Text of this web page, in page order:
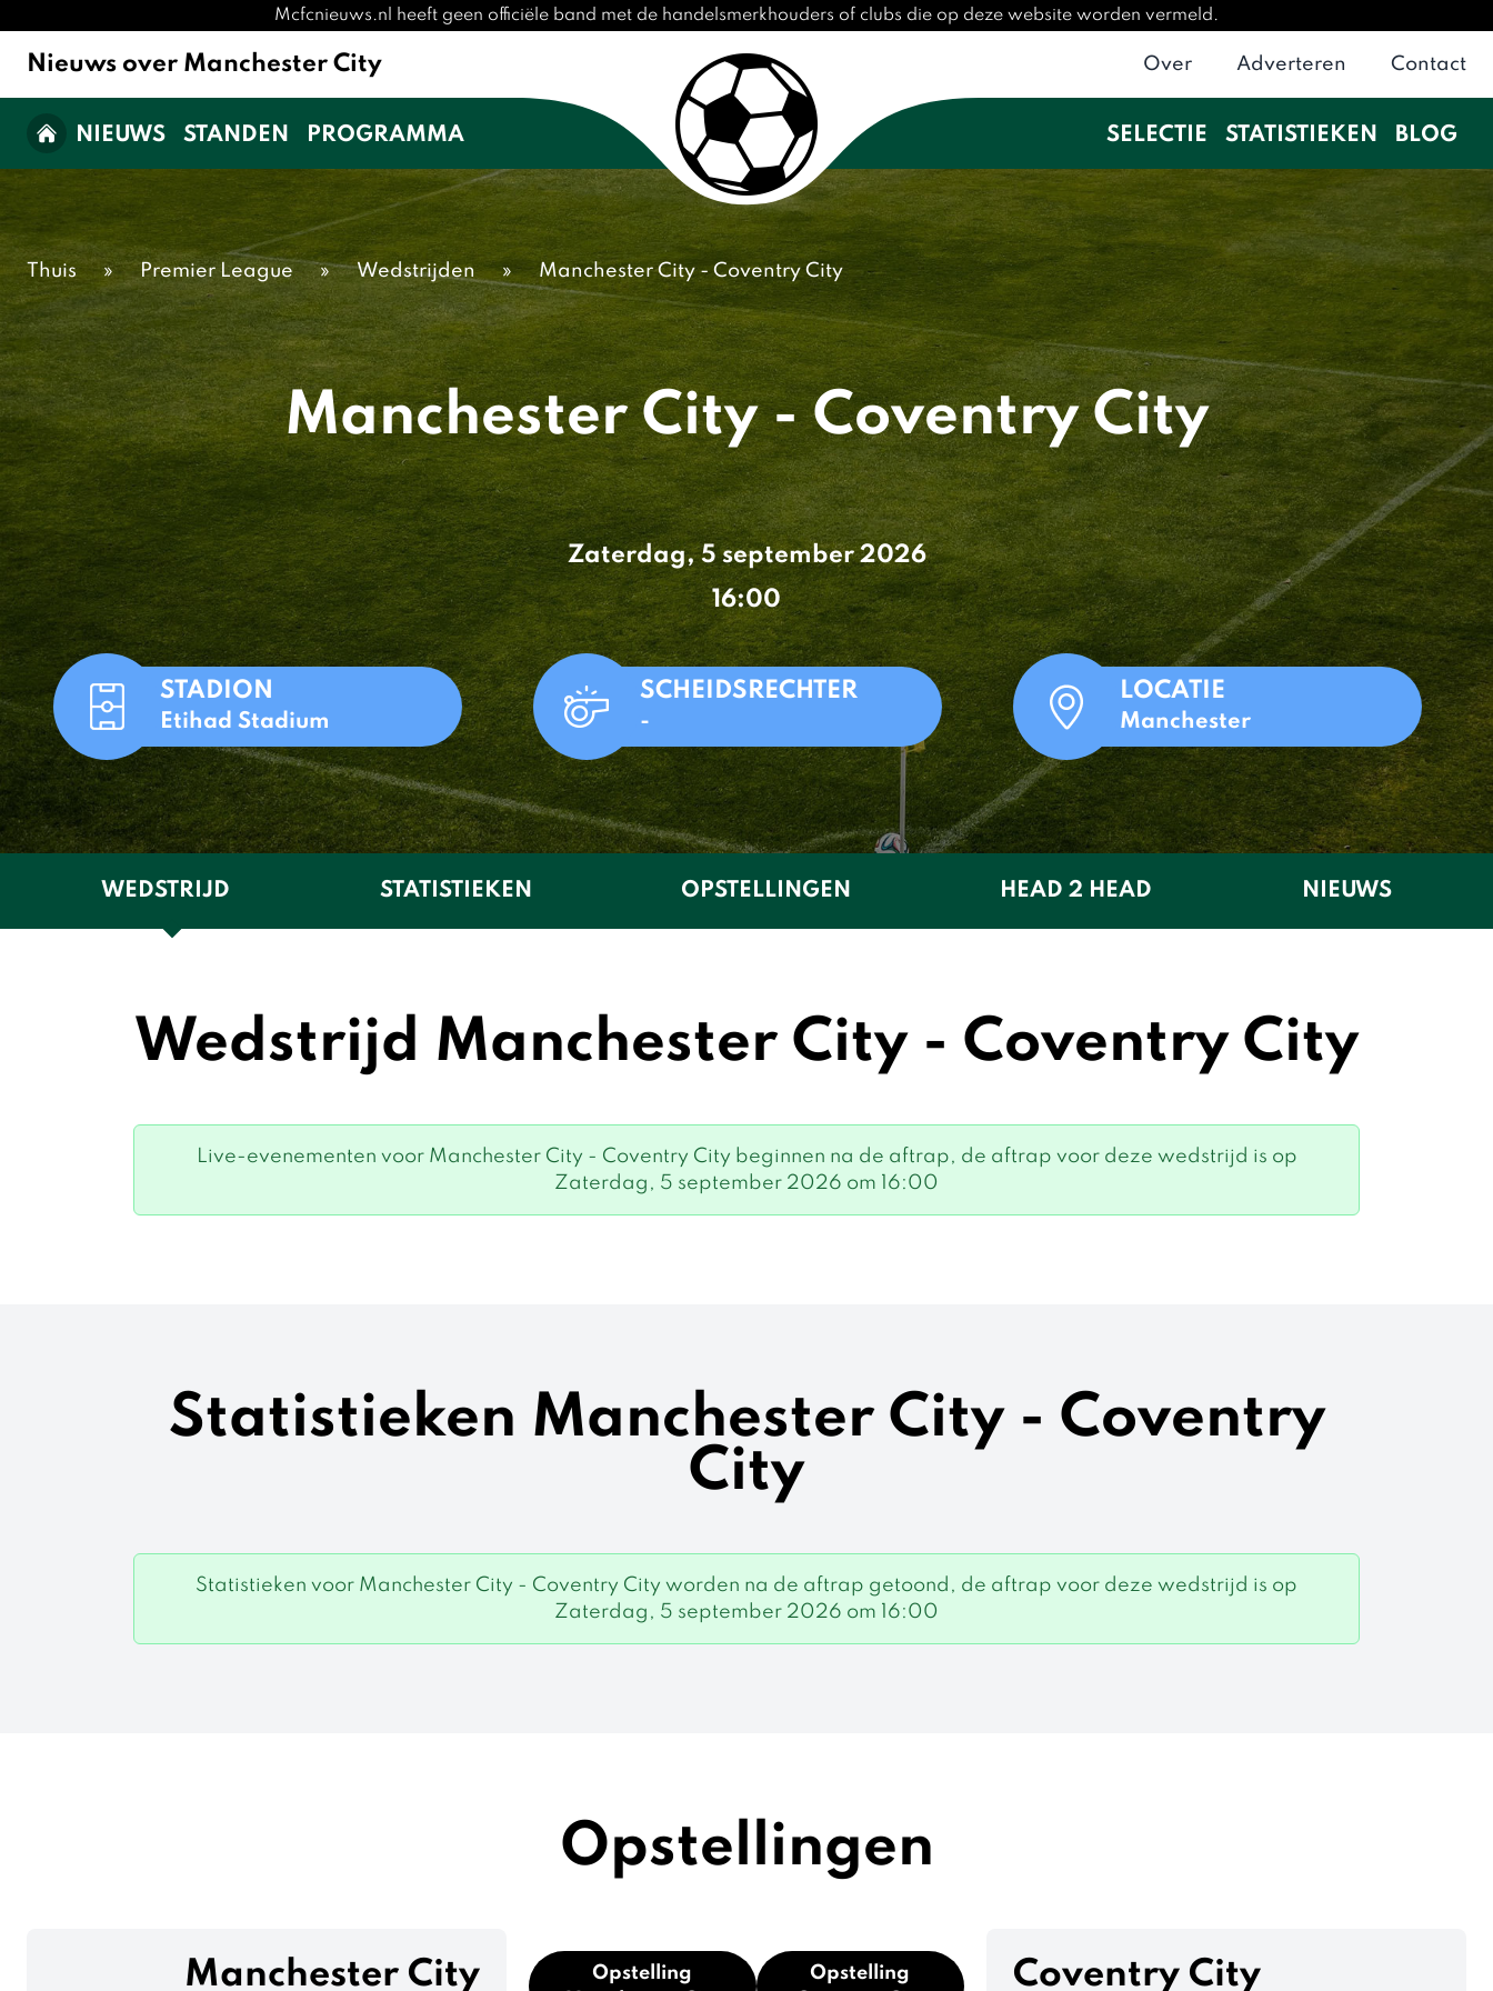
Mcfcnieuws.nl heeft geen officiële band met de handelsmerkhouders of clubs die op deze website worden vermeld.
Nieuws over Manchester City Over Adverteren Contact
NIEUWS STANDEN PROGRAMMA SELECTIE STATISTIEKEN BLOG
Thuis » Premier League » Wedstrijden » Manchester City - Coventry City
Manchester City - Coventry City
Zaterdag, 5 september 2026
16:00
STADION
Etihad Stadium
SCHEIDSRECHTER
-
LOCATIE
Manchester
WEDSTRIJD STATISTIEKEN OPSTELLINGEN HEAD 2 HEAD NIEUWS
Wedstrijd Manchester City - Coventry City
Live-evenementen voor Manchester City - Coventry City beginnen na de aftrap, de aftrap voor deze wedstrijd is op
Zaterdag, 5 september 2026 om 16:00
Statistieken Manchester City - Coventry
City
Statistieken voor Manchester City - Coventry City worden na de aftrap getoond, de aftrap voor deze wedstrijd is op
Zaterdag, 5 september 2026 om 16:00
Opstellingen
Manchester City
Opstelling
Opstelling
Coventry City